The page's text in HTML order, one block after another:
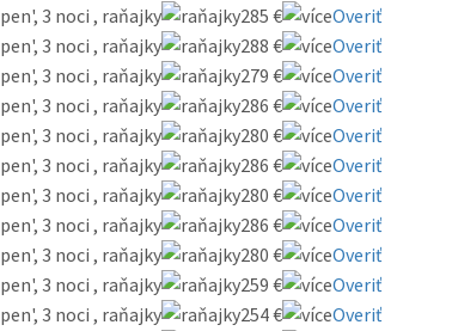
3 noci , raňajky 285 €
Overiť
3 noci , raňajky 288 €
Overiť
3 noci , raňajky 279 €
Overiť
3 noci , raňajky 286 €
Overiť
3 noci , raňajky 280 €
Overiť
3 noci , raňajky 286 €
Overiť
3 noci , raňajky 280 €
Overiť
3 noci , raňajky 286 €
Overiť
3 noci , raňajky 280 €
Overiť
3 noci , raňajky 259 €
Overiť
3 noci , raňajky 254 €
Overiť